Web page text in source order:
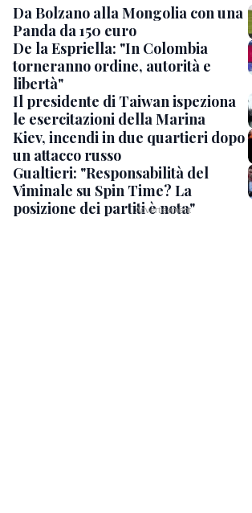
Da Bolzano alla Mongolia con una
Panda da 150 euro
De la Espriella: "In Colombia
torneranno ordine, autorità e
libertà"
Il presidente di Taiwan ispeziona
le esercitazioni della Marina
Kiev, incendi in due quartieri dopo
un attacco russo
Gualtieri: "Responsabilità del
Viminale su Spin Time? La
posizione dei partiti è nota"